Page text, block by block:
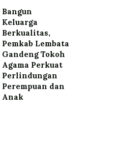
Bangun
Keluarga
Berkualitas,
Pemkab Lembata
Gandeng Tokoh
Agama Perkuat
Perlindungan
Perempuan dan
Anak